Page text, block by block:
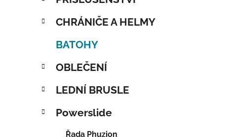
CHRÁNIČE A HELMY
BATOHY
OBLEČENÍ
LEDNÍ BRUSLE
Powerslide
Řada Phuzion